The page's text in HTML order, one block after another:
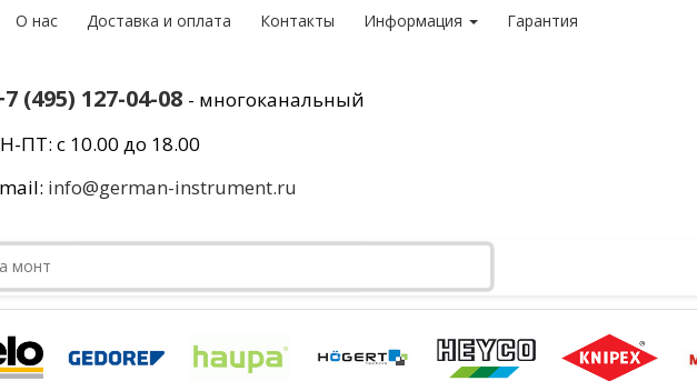
О нас Доставка и оплата Контакты Информация Гарантия
(495) 127-04-08 - многоканальный
ПТ: с 10.00 до 18.00
info@german-instrument.ru